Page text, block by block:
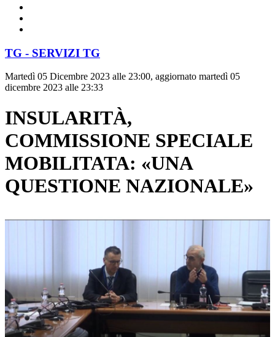
TG - SERVIZI TG
Martedì 05 Dicembre 2023 alle 23:00, aggiornato martedì 05
dicembre 2023 alle 23:33
INSULARITÀ,
COMMISSIONE SPECIALE
MOBILITATA: «UNA
QUESTIONE NAZIONALE»